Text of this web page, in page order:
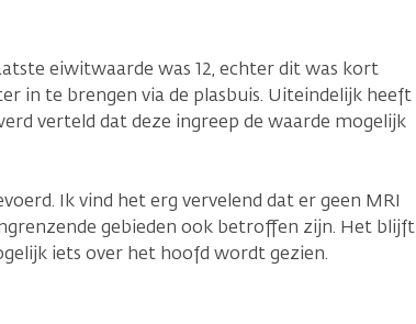
eiwitwaarde was 12, echter dit was kort
in te brengen via de plasbuis. Uiteindelijk heeft
verteld dat deze ingreep de waarde mogelijk
Ik vind het erg vervelend dat er geen MRI
gebieden ook betroffen zijn. Het blijft
iets over het hoofd wordt gezien.